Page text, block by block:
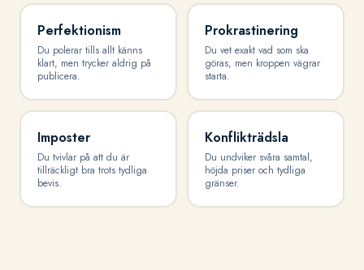
Perfektionism
Du polerar tills allt känns
klart, men trycker aldrig på
publicera.
Prokrastinering
Du vet exakt vad som ska
göras, men kroppen vägrar
starta.
Imposter
Du tvivlar på att du är
tillräckligt bra trots tydliga
bevis.
Konflikträdsla
Du undviker svåra samtal,
höjda priser och tydliga
gränser.